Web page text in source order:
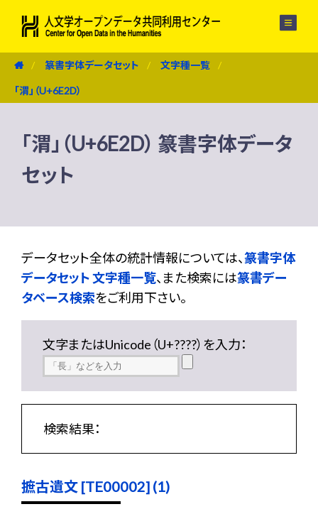
篆書字体データセット 文字種一覧
「渭」（U+6E2D）
「渭」（U+6E2D） 篆書字体データ
セット
データセット全体の統計情報については、篆書字体
データセット 文字種一覧、また検索には篆書デー
タベース検索をご利用下さい。
文字またはUnicode（U+????）を入力：
検索結果：
摭古遺文 [TE00002] (1)